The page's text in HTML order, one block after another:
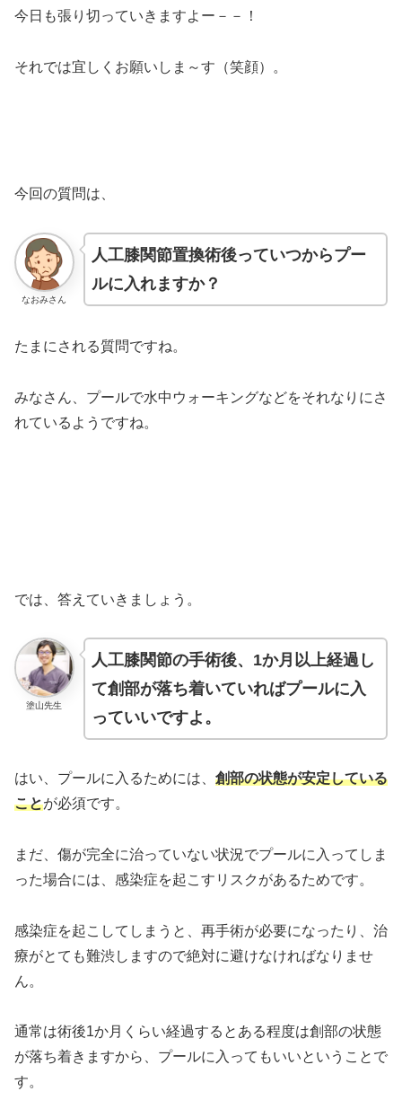
今日も張り切っていきますよー－－！
それでは宜しくお願いしま～す（笑顔）。
今回の質問は、
なおみさん
人工膝関節置換術後っていつからプー
ルに入れますか？
たまにされる質問ですね。
みなさん、プールで水中ウォーキングなどをそれなりにさ
れているようですね。
では、答えていきましょう。
塗山先生
人工膝関節の手術後、1か月 以上経過し
て創部が落ち着いていればプールに入
っていいですよ。
はい、プールに入るためには、 創部の状態が安定している
ことが必須です。
まだ、傷が完全に治っていない状況でプールに入ってしま
った場合には、感染症を起こすリスクがあるためです。
感染症を起こしてしまうと、再手術が必要になったり、治
療がとても難渋しますので絶対に避けなければなりませ
ん。
通常は術後1か月くらい経過するとある程度は創部の状態
が落ち着きますから、プールに入ってもいいということで
す。